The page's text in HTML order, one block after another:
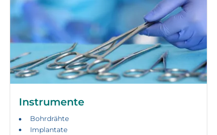
Instrumente
Bohrdrähte
Implantate